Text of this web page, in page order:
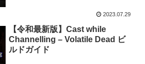
2023.07.29
【令和最新版】Cast while
Channelling – Volatile Dead ビ
ルドガイド